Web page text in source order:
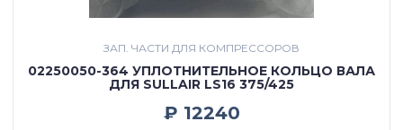
ЗАП. ЧАСТИ ДЛЯ КОМПРЕССОРОВ
02250050-364 УПЛОТНИТЕЛЬНОЕ КОЛЬЦО ВАЛА
ДЛЯ SULLAIR LS16 375/425
₽ 12240